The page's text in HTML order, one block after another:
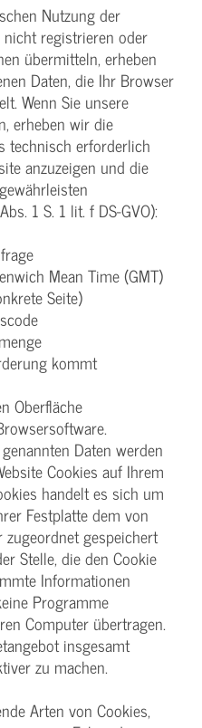
Nutzung der
registrieren oder
übermitteln, erheben
Daten, die Ihr Browser
Wenn Sie unsere
erheben wir die
technisch erforderlich
anzuzeigen und die
1 S. 1 lit. f DS-GVO):
Mean Time (GMT)
Seite)
kommt
Oberfläche
Daten werden
Cookies auf Ihrem
handelt es sich um
Festplatte dem von
gespeichert
Stelle, die den Cookie
Informationen
Programme
Computer übertragen.
insgesamt
zu machen.
Arten von Cookies,